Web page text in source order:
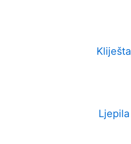
Kliješta
Ljepila